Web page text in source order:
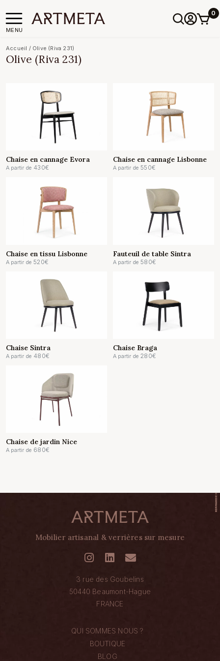
MENU
0
Accueil / Olive (Riva 231)
Olive (Riva 231)
Chaise en cannage Evora
A partir de 430€
Chaise en cannage Lisbonne
A partir de 550€
Chaise en tissu Lisbonne
A partir de 520€
Fauteuil de table Sintra
A partir de 580€
Chaise Sintra
A partir de 480€
Chaise Braga
A partir de 280€
Chaise de jardin Nice
A partir de 680€
Mobilier artisanal & verrières sur mesure
3 rue des Goubelins
50440 Beaumont-Hague
FRANCE
QUI SOMMES NOUS ?
BOUTIQUE
BLOG